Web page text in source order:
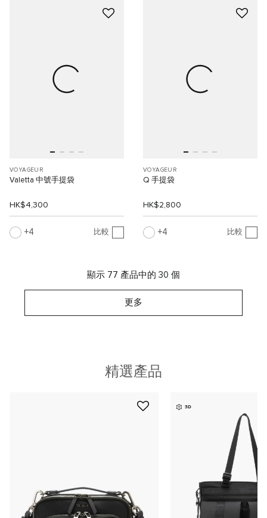
VOYAGEUR
Valetta 中號手提袋
HK$4,300
4 比較
VOYAGEUR
Q 手提袋
HK$2,800
4 比較
顯示 77 產品中的 30 個
更多
精選產品
3D